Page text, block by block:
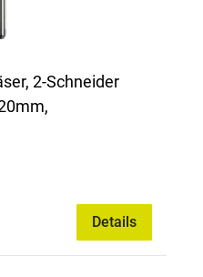
2-Schneider
Details